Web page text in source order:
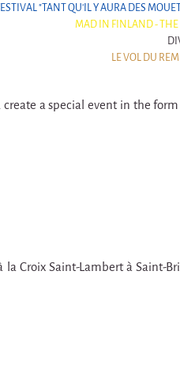
"TANT QU'IL Y AURA DES
MAD IN FINLAND - THE
LE VOL DU
a special event in the
Croix Saint-Lambert à Saint-